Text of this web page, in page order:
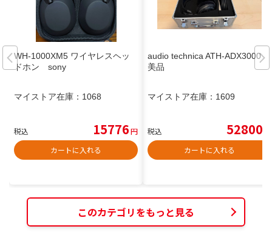
WH-1000XM5 ワイヤレスヘッ
ドホン sony
マイストア在庫： 1068
税込 15776円
カートに入れる
audio technica ATH-ADX3000
美品
マイストア在庫： 1609
税込 52800
カートに入れる
このカテゴリをもっと見る